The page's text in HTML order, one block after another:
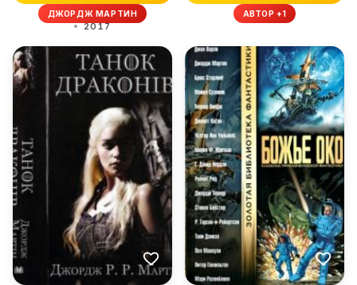
ДЖОРДЖ МАРТИН
2017
АВТОР +1